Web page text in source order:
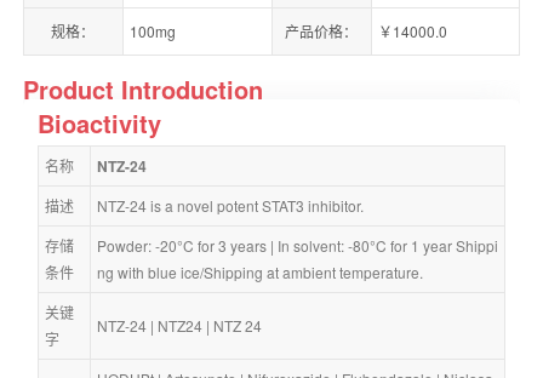
规格： 100mg 产品价格： ￥14000.0
Product Introduction
Bioactivity
名称 NTZ-24
描述
NTZ-24 is a novel potent STAT3 inhibitor.
存储
条件
Powder: -20°C for 3 years | In solvent: -80°C for 1 year Shippi
ng with blue ice/Shipping at ambient temperature.
关键
字
NTZ-24 | NTZ24 | NTZ 24